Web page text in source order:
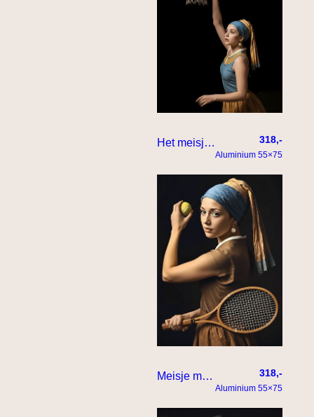
Het meisje met de parel dunkt de bal in het net 318,-
Aluminium 55×75
Meisje met de parel doet aan tennis 318,-
Aluminium 55×75